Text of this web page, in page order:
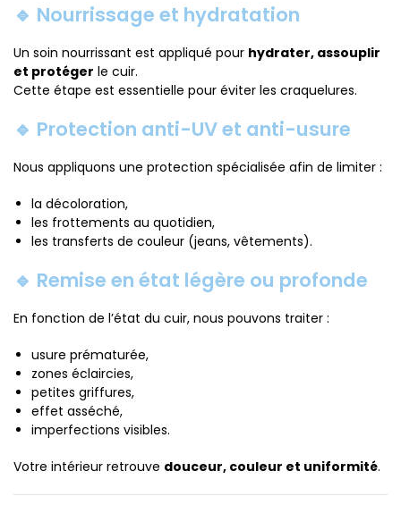
🔹 Nourrissage et hydratation
Un soin nourrissant est appliqué pour hydrater, assouplir
et protéger le cuir.
Cette étape est essentielle pour éviter les craquelures.
🔹 Protection anti-UV et anti-usure
Nous appliquons une protection spécialisée afin de limiter :
la décoloration,
les frottements au quotidien,
les transferts de couleur (jeans, vêtements).
🔹 Remise en état légère ou profonde
En fonction de l’état du cuir, nous pouvons traiter :
usure prématurée,
zones éclaircies,
petites griffures,
effet asséché,
imperfections visibles.
Votre intérieur retrouve douceur, couleur et uniformité.